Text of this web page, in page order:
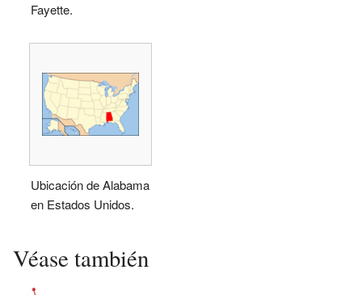
Fayette.
Ubicación de Alabama
en Estados Unidos.
Véase también